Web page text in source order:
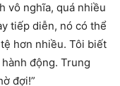
vô nghĩa, quá nhiều
tiếp diễn, nó có thể
hơn nhiều. Tôi biết
động. Trung
đợi!”